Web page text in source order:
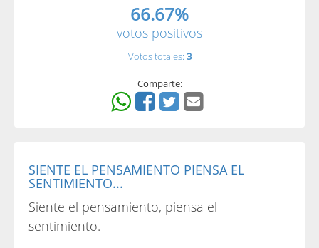
66.67%
votos positivos
Votos totales: 3
Comparte:
SIENTE EL PENSAMIENTO PIENSA EL
SENTIMIENTO...
Siente el pensamiento, piensa el
sentimiento.